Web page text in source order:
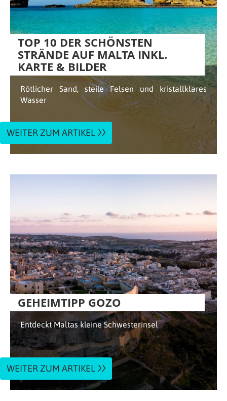
TOP 10 DER SCHÖNSTEN
STRÄNDE AUF MALTA INKL.
KARTE & BILDER
Rötlicher Sand, steile Felsen und kristallklares
Wasser
WEITER ZUM ARTIKEL
GEHEIMTIPP GOZO
Entdeckt Maltas kleine Schwesterinsel
WEITER ZUM ARTIKEL